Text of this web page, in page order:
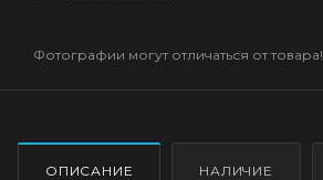
Фотографии могут отличаться от товара!
ОПИСАНИЕ НАЛИЧИЕ